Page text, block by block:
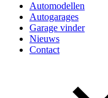
Automodellen
Autogarages
Garage vinder
Nieuws
Contact